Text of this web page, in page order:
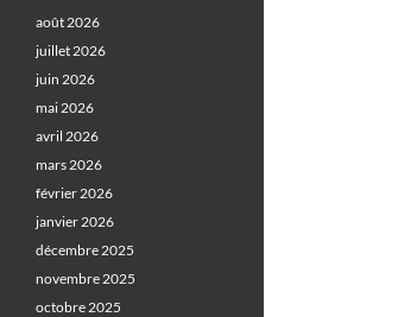
août 2026
juillet 2026
juin 2026
mai 2026
avril 2026
mars 2026
février 2026
janvier 2026
décembre 2025
novembre 2025
octobre 2025